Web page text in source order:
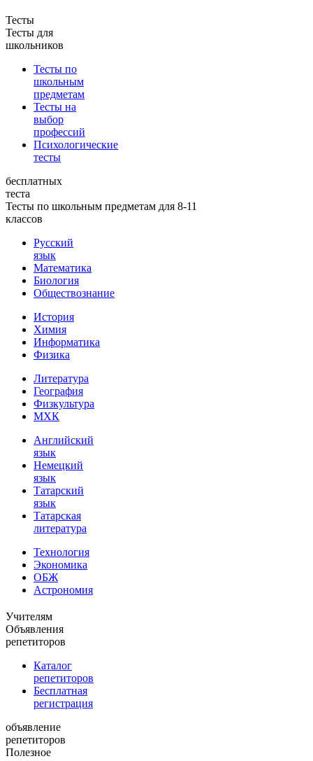
Тесты
Тесты для
школьников
Тесты по
школьным
предметам
Тесты на
выбор
профессий
Психологические
тесты
бесплатных
теста
Тесты по школьным предметам для 8-11
классов
Русский
язык
Математика
Биология
Обществознание
История
Химия
Информатика
Физика
Литература
География
Физкультура
МХК
Английский
язык
Немецкий
язык
Татарский
язык
Татарская
литература
Технология
Экономика
ОБЖ
Астрономия
Учителям
Объявления
репетиторов
Каталог
репетиторов
Бесплатная
регистрация
объявление
репетиторов
Полезное